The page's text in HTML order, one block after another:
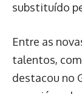
substituído
Entre as
talentos,
destacou no